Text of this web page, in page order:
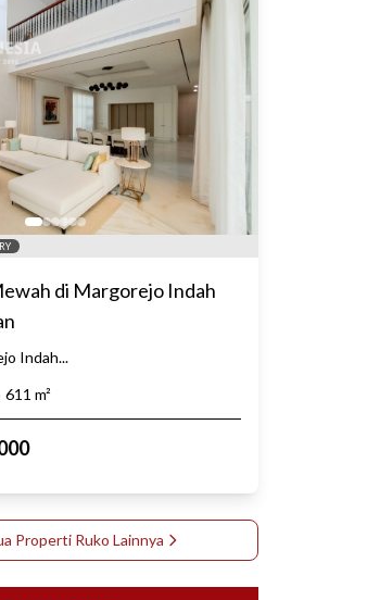
di Margorejo Indah
Indah...
611 m²
Properti Ruko Lainnya